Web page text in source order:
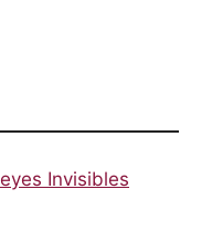
Invisibles